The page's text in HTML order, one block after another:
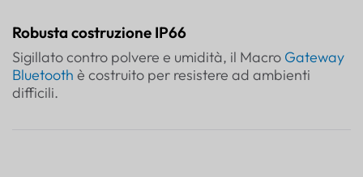
Robusta costruzione IP66
Sigillato contro polvere e umidità, il Macro Gateway
Bluetooth è costruito per resistere ad ambienti
difficili.